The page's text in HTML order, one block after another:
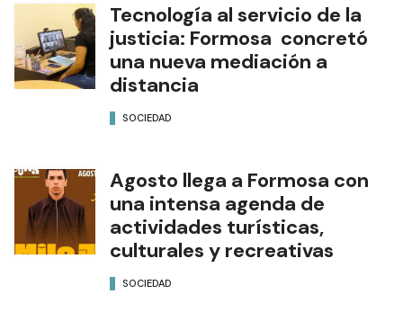
Tecnología al servicio de la
justicia: Formosa concretó
una nueva mediación a
distancia
SOCIEDAD
Agosto llega a Formosa con
una intensa agenda de
actividades turísticas,
culturales y recreativas
SOCIEDAD